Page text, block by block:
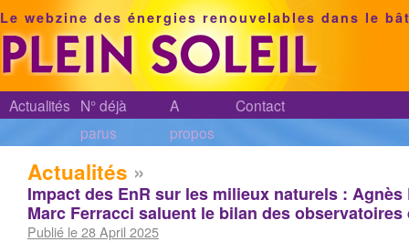
Le webzine des énergies renouvelables dans le
Actualités N° déjà
parus
A
propos
Contact
Actualités »
Impact des EnR sur les milieux naturels : Agnès
Marc Ferracci saluent le bilan des observatoires
Publié le 28 April 2025